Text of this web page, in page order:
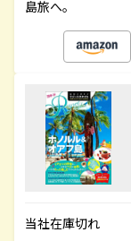
島旅へ。
当社在庫切れ